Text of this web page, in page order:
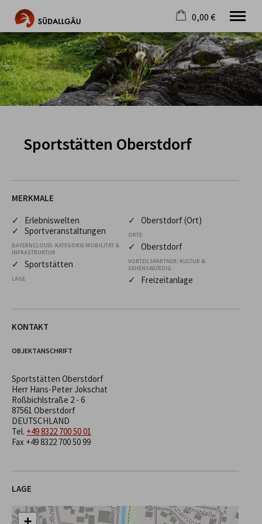
Die schönste Seite im Allgäu
Aktuell
Destination
Gastgeber
Mountainbike
0,00 €
×
Warenkorb ist leer
Sportstätten Oberstdorf
MERKMALE
✓ Erlebniswelten
✓ Sportveranstaltungen
BAYERNCLOUD: KATEGORIE MOBILITÄT &
INFRASTRUKTUR
✓ Sportstätten
LAGE
✓ Oberstdorf (Ort)
ORTE
✓ Oberstdorf
VORTEILSPARTNER: KULTUR &
SEHENSWÜRDIG
✓ Freizeitanlage
KONTAKT
OBJEKTANSCHRIFT
Sportstätten Oberstdorf
Herr Hans-Peter Jokschat
Roßbichlstraße 2 - 6
87561 Oberstdorf
DEUTSCHLAND
Tel. +49 8322 700 50 01
Fax +49 8322 700 50 99
LAGE